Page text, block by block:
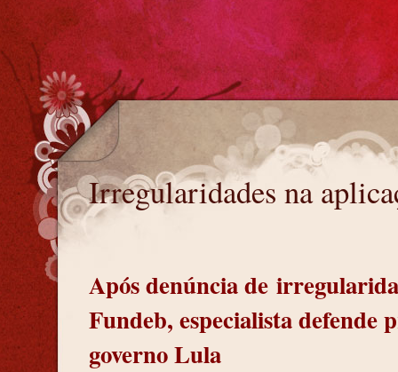
Irregularidades na
Irregularidades na aplicação do Fundeb
Após denúncia de
Fundeb, especialista defende
governo Lula